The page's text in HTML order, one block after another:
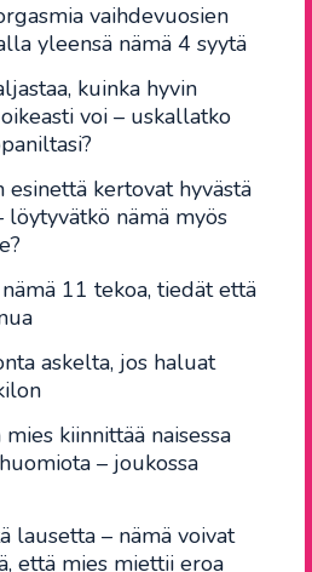
vaihdevuosien
yleensä nämä 4 syytä
kuinka hyvin
voi – uskallatko
esinettä kertovat hyvästä
löytyvätkö nämä myös
11 tekoa, tiedät että
askelta, jos haluat
kiinnittää naisessa
– joukossa
lausetta – nämä voivat
että mies miettii eroa